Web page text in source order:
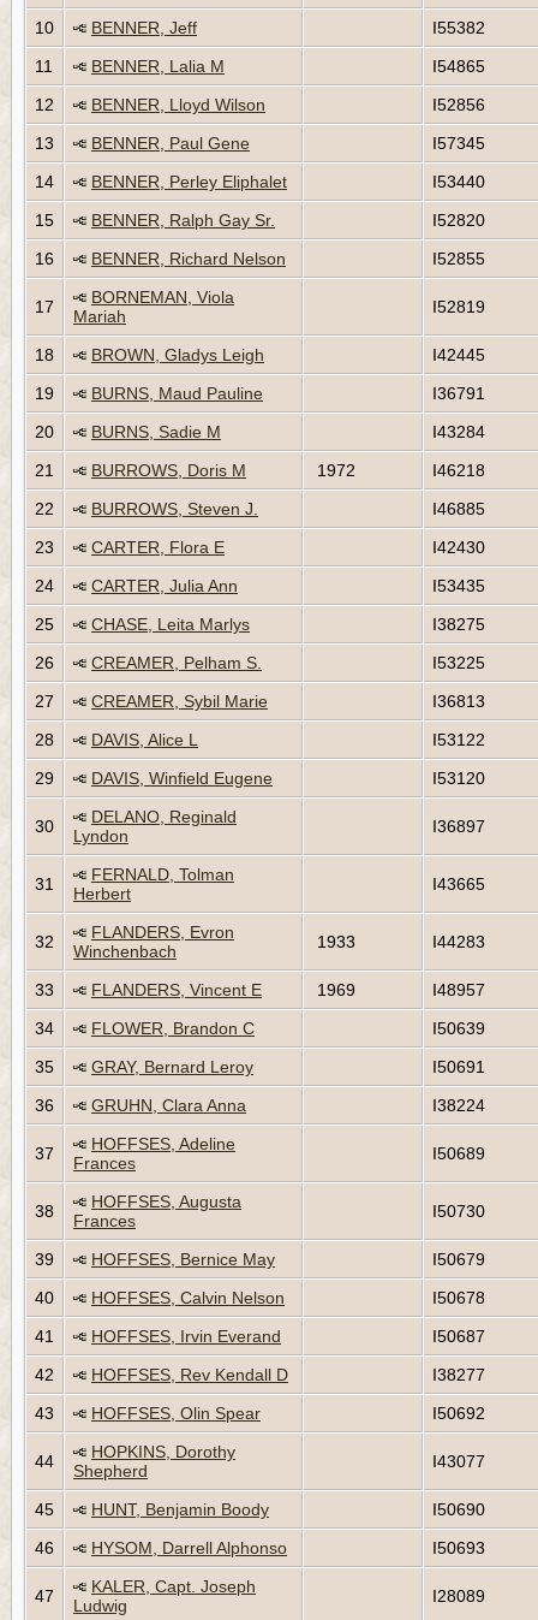
10
BENNER, Jeff
I55382
11
BENNER, Lalia M
I54865
12
BENNER, Lloyd Wilson
I52856
13
BENNER, Paul Gene
I57345
14
BENNER, Perley Eliphalet
I53440
15
BENNER, Ralph Gay Sr.
I52820
16
BENNER, Richard Nelson I52855
17
BORNEMAN, Viola
Mariah
I52819
18 BROWN, Gladys Leigh
I42445
19
BURNS, Maud Pauline
I36791
20
BURNS, Sadie M
I43284
21
BURROWS, Doris M 1972
I46218
22
BURROWS, Steven J.
I46885
23
CARTER, Flora E
I42430
24
CARTER, Julia Ann
I53435
25
CHASE, Leita Marlys
I38275
26
CREAMER, Pelham S.
I53225
27
CREAMER, Sybil Marie
I36813
28
DAVIS, Alice L
I53122
29
DAVIS, Winfield Eugene I53120
30
DELANO, Reginald
Lyndon
I36897
31
FERNALD, Tolman
Herbert
I43665
32
FLANDERS, Evron
Winchenbach
1933 I44283
33 FLANDERS, Vincent E 1969
I48957
34
FLOWER, Brandon C
I50639
35
GRAY, Bernard Leroy
I50691
36
GRUHN, Clara Anna I38224
37
HOFFSES, Adeline
Frances
I50689
38
HOFFSES, Augusta
Frances
I50730
39 HOFFSES, Bernice May
I50679
40
HOFFSES, Calvin Nelson
I50678
41
HOFFSES, Irvin Everand
I50687
42
HOFFSES, Rev Kendall D
I38277
43
HOFFSES, Olin Spear I50692
44
HOPKINS, Dorothy
Shepherd
I43077
45 HUNT, Benjamin Boody
I50690
46
HYSOM, Darrell Alphonso I50693
47
KALER, Capt. Joseph
Ludwig
I28089